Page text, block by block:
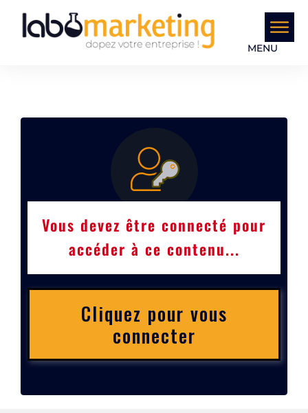
MENU
Vous devez être connecté pour
accéder à ce contenu...
Cliquez pour vous
connecter